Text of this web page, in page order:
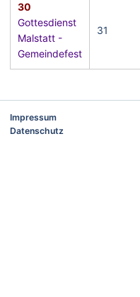
30
Gottesdienst
Malstatt -
Gemeindefest
31
Impressum
Datenschutz